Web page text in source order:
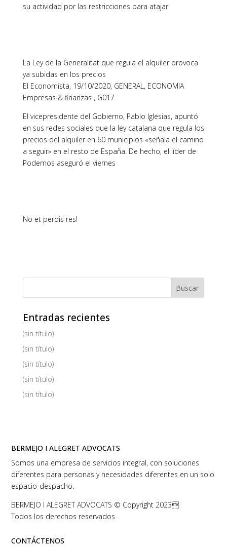
su actividad por las restricciones para atajar
La Ley de la Generalitat que regula el alquiler provoca
ya subidas en los precios
El Economista, 19/10/2020, GENERAL, ECONOMIA
Empresas & finanzas , G017
El vicepresidente del Gobierno, Pablo Iglesias, apuntó
en sus redes sociales que la ley catalana que regula los
precios del alquiler en 60 municipios «señala el camino
a seguir» en el resto de España. De hecho, el líder de
Podemos aseguró el viernes
No et perdis res!
Entradas recientes
(sin título)
(sin título)
(sin título)
(sin título)
(sin título)
BERMEJO I ALEGRET ADVOCATS
Somos una empresa de servicios integral, con soluciones
diferentes para personas y necesidades diferentes en un solo
espacio-despacho.
BERMEJO I ALEGRET ADVOCATS © Copyright 2023
Todos los derechos reservados
CONTÁCTENOS